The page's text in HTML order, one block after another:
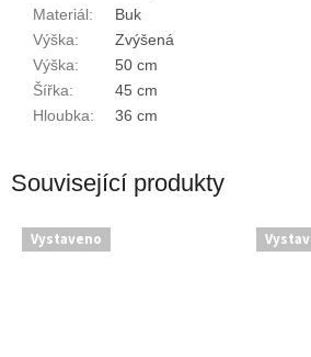
Materiál:
Buk
Výška:
Zvýšená
Výška:
50 cm
Šířka:
45 cm
Hloubka: 36 cm
Související produkty
Vystaveno